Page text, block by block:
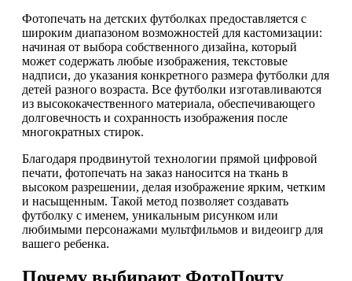
Фотопечать на детских футболках предоставляется с
широким диапазоном возможностей для кастомизации:
начиная от выбора собственного дизайна, который
может содержать любые изображения, текстовые
надписи, до указания конкретного размера футболки для
детей разного возраста. Все футболки изготавливаются
из высококачественного материала, обеспечивающего
долговечность и сохранность изображения после
многократных стирок.
Благодаря продвинутой технологии прямой цифровой
печати, фотопечать на заказ наносится на ткань в
высоком разрешении, делая изображение ярким, четким
и насыщенным. Такой метод позволяет создавать
футболку с именем, уникальным рисунком или
любимыми персонажами мультфильмов и видеоигр для
вашего ребенка.